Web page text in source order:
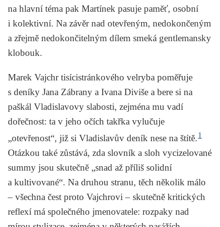
na hlavní téma pak Martínek pasuje paměť, osobní
i kolektivní. Na závěr nad otevřeným, nedokončeným
a zřejmě nedokončitelným dílem smeká gentlemansky
klobouk.
Marek Vajchr tisícistránkového velryba poměřuje
s deníky Jana Zábrany a Ivana Diviše a bere si na
paškál Vladislavovy slabosti, zejména mu vadí
dořečnost: ta v jeho očích takřka vylučuje
„otevřenost“, již si Vladislavův deník nese na štítě.1
Otázkou také zůstává, zda slovník a sloh vycizelované
summy jsou skutečně „snad až příliš solidní
a kultivované“. Na druhou stranu, těch několik málo
– všechna čest proto Vajchrovi – skutečně kritických
reflexí má společného jmenovatele: rozpaky nad